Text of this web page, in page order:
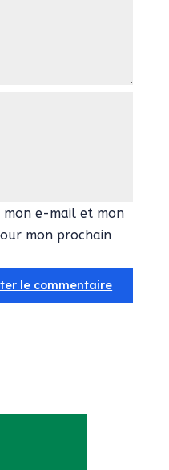
mon e-mail et mon
mon prochain